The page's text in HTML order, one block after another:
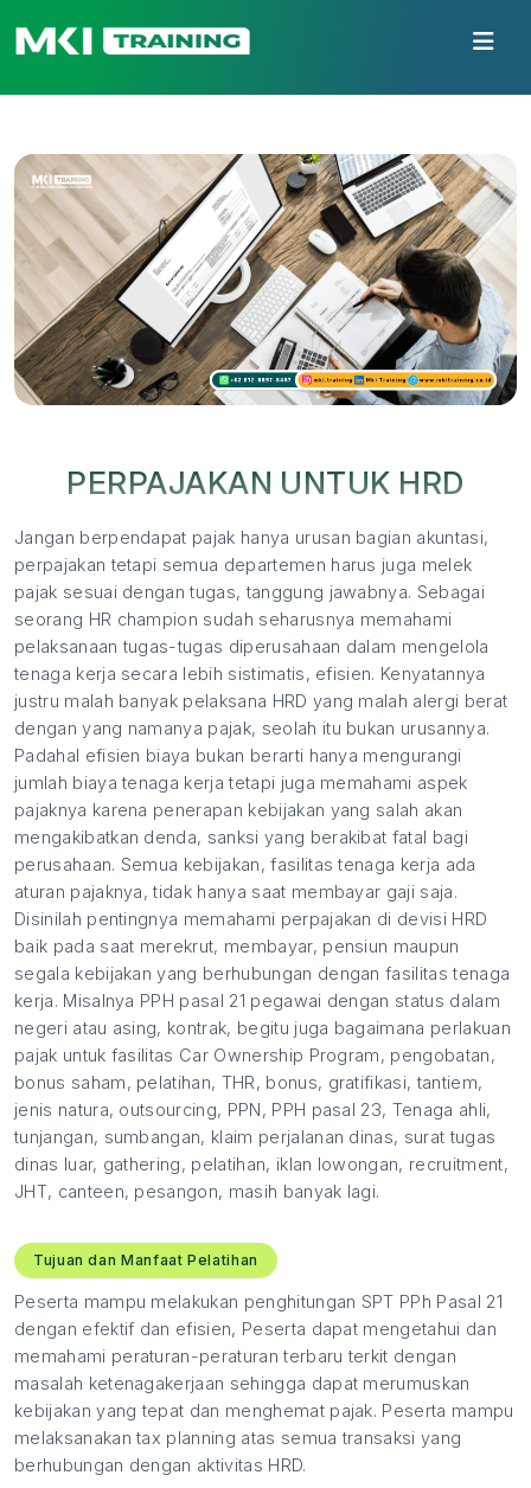
PERPAJAKAN UNTUK HRD
Jangan berpendapat pajak hanya urusan bagian akuntasi,
perpajakan tetapi semua departemen harus juga melek
pajak sesuai dengan tugas, tanggung jawabnya. Sebagai
seorang HR champion sudah seharusnya memahami
pelaksanaan tugas-tugas diperusahaan dalam mengelola
tenaga kerja secara lebih sistimatis, efisien. Kenyatannya
justru malah banyak pelaksana HRD yang malah alergi berat
dengan yang namanya pajak, seolah itu bukan urusannya.
Padahal efisien biaya bukan berarti hanya mengurangi
jumlah biaya tenaga kerja tetapi juga memahami aspek
pajaknya karena penerapan kebijakan yang salah akan
mengakibatkan denda, sanksi yang berakibat fatal bagi
perusahaan. Semua kebijakan, fasilitas tenaga kerja ada
aturan pajaknya, tidak hanya saat membayar gaji saja.
Disinilah pentingnya memahami perpajakan di devisi HRD
baik pada saat merekrut, membayar, pensiun maupun
segala kebijakan yang berhubungan dengan fasilitas tenaga
kerja. Misalnya PPH pasal 21 pegawai dengan status dalam
negeri atau asing, kontrak, begitu juga bagaimana perlakuan
pajak untuk fasilitas Car Ownership Program, pengobatan,
bonus saham, pelatihan, THR, bonus, gratifikasi, tantiem,
jenis natura, outsourcing, PPN, PPH pasal 23, Tenaga ahli,
tunjangan, sumbangan, klaim perjalanan dinas, surat tugas
dinas luar, gathering, pelatihan, iklan lowongan, recruitment,
JHT, canteen, pesangon, masih banyak lagi.
Tujuan dan Manfaat Pelatihan
Peserta mampu melakukan penghitungan SPT PPh Pasal 21
dengan efektif dan efisien, Peserta dapat mengetahui dan
memahami peraturan-peraturan terbaru terkit dengan
masalah ketenagakerjaan sehingga dapat merumuskan
kebijakan yang tepat dan menghemat pajak. Peserta mampu
melaksanakan tax planning atas semua transaksi yang
berhubungan dengan aktivitas HRD.